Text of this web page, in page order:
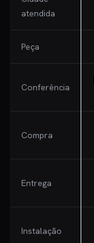
atendida
Peça
Conferência
Compra
Entrega
Instalação